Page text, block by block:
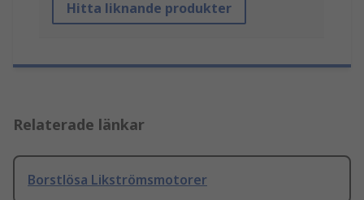
Hitta liknande produkter
Relaterade länkar
Borstlösa Likströmsmotorer